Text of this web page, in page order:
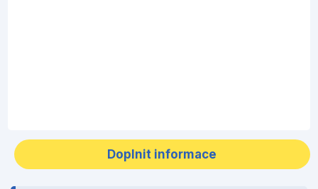
Doplnit informace